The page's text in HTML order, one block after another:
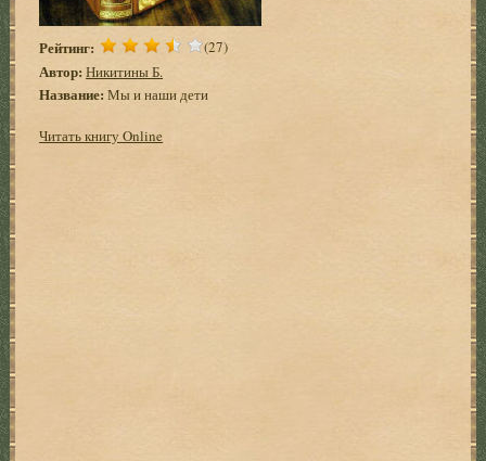
Рейтинг: (27)
Автор: Никитины Б.
Название: Мы и наши дети
Читать книгу Online